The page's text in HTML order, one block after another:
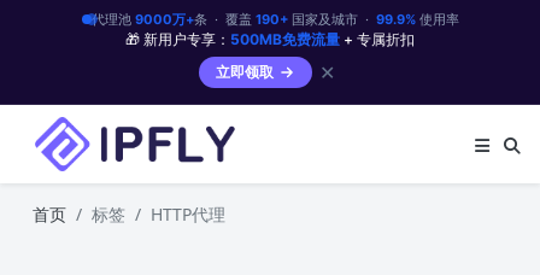
代理池 9000万+条 · 覆盖 190+国家及城市 · 99.9%使用率
🎁 新用户专享： 500MB免费流量 + 专属折扣
立即领取
✕
首页 标签 HTTP代理